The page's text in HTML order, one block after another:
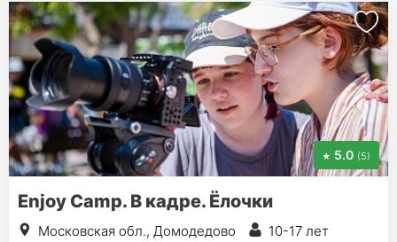
5.0 (5)
Enjoy Camp. В кадре. Ёлочки
Московская обл., Домодедово
10-17 лет